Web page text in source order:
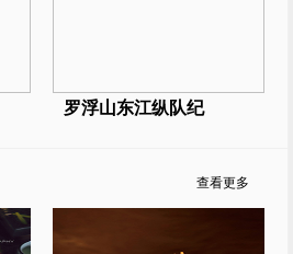
罗浮山东江纵队纪
查看更多